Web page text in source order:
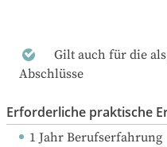
Gilt auch für die
Abschlüsse
Erforderliche praktische
1 Jahr Berufserfahrung